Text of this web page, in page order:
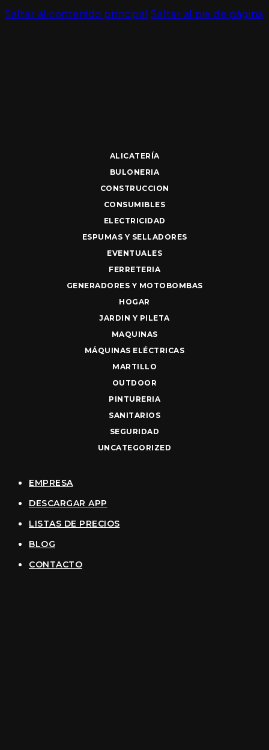
Saltar al contenido principal Saltar al pie de página
ALICATERÍA
BULONERIA
CONSTRUCCION
CONSUMIBLES
ELECTRICIDAD
ESPUMAS Y SELLADORES
EVENTUALES
FERRETERIA
GENERADORES Y MOTOBOMBAS
HOGAR
JARDIN Y PILETA
MAQUINAS
MÁQUINAS ELÉCTRICAS
MARTILLO
OUTDOOR
PINTURERIA
SANITARIOS
SEGURIDAD
UNCATEGORIZED
EMPRESA
DESCARGAR APP
LISTAS DE PRECIOS
BLOG
CONTACTO